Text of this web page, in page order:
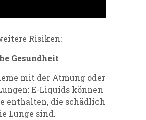
Risiken:
Gesundheit
mit der Atmung oder
E-Liquids können
enthalten, die schädlich
Lunge sind.